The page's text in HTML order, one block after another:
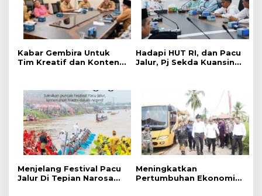
‎Kabar Gembira Untuk
Tim Kreatif dan Konten
Adakan Lomba Foto dan
Video Pacu Jalur
Hadapi HUT RI, dan Pacu
Jalur, Pj Sekda Kuansing
Menjelang Festival Pacu
Jalur Di Tepian Narosa
Meningkatkan
Pertumbuhan Ekonomi